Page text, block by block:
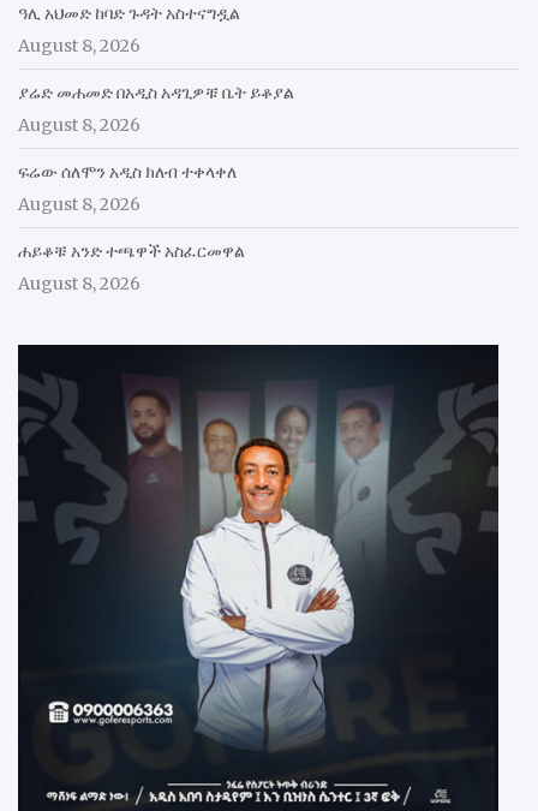
ዓሊ አህመድ ከባድ ጉዳት አስተናግዷል
August 8, 2026
ያሬድ መሐመድ በአዲስ አዳጊዎቹ ቤት ይቆያል
August 8, 2026
ፍሬው ሰለሞን አዲስ ክለብ ተቀላቀለ
August 8, 2026
ሐይቆቹ አንድ ተጫዋች አስፈርመዋል
August 8, 2026